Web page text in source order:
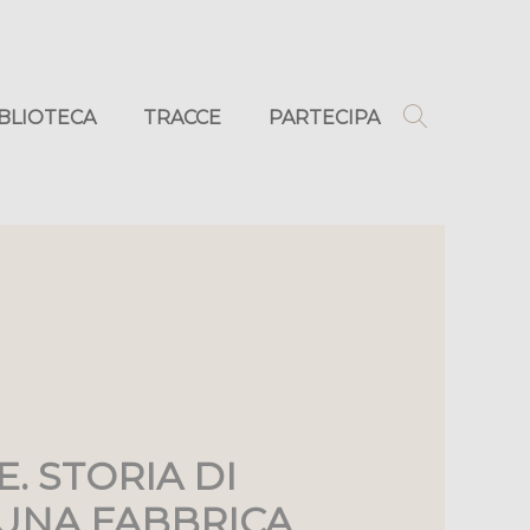
TRACCE PARTECIPA
STORIA DI
FABBRICA